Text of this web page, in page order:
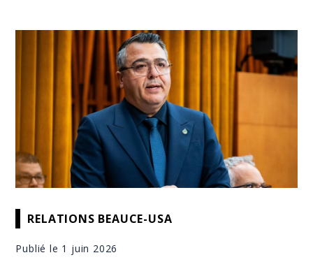
RELATIONS BEAUCE-USA
Publié le 1 juin 2026